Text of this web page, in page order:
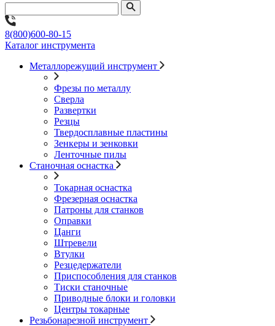
8(800)600-80-15
Каталог инструмента
Металлорежущий инструмент
Фрезы по металлу
Сверла
Развертки
Резцы
Твердосплавные пластины
Зенкеры и зенковки
Ленточные пилы
Станочная оснастка
Токарная оснастка
Фрезерная оснастка
Патроны для станков
Оправки
Цанги
Штревели
Втулки
Резцедержатели
Приспособления для станков
Тиски станочные
Приводные блоки и головки
Центры токарные
Резьбонарезной инструмент